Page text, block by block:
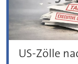
US-Zölle